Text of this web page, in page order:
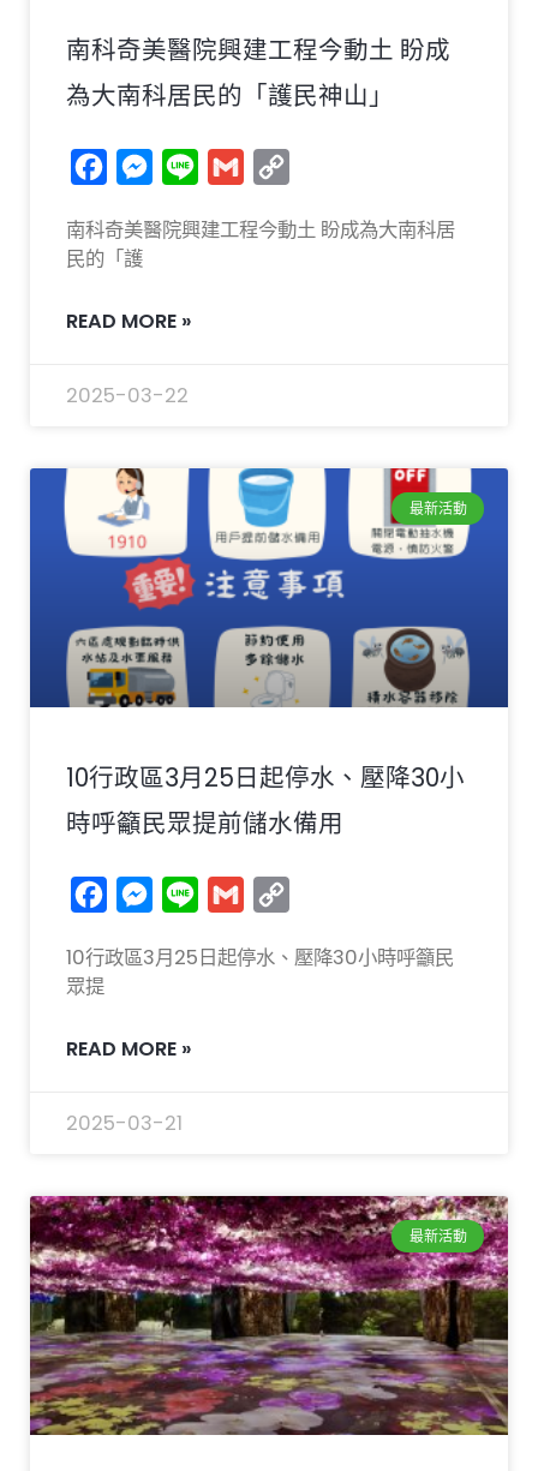
南科奇美醫院興建工程今動土 盼成
為大南科居民的「護民神山」
FacebookMessenger
Line Gmail
南科奇美醫院興建工程今動土 盼成為大南科居
民的「護
READ MORE »
2025-03-22
最新活動
10行政區3月25日起停水、壓降30小
時呼籲民眾提前儲水備用
FacebookMessenger
Line Gmail
10行政區3月25日起停水、壓降30小時呼籲民
眾提
READ MORE »
2025-03-21
最新活動